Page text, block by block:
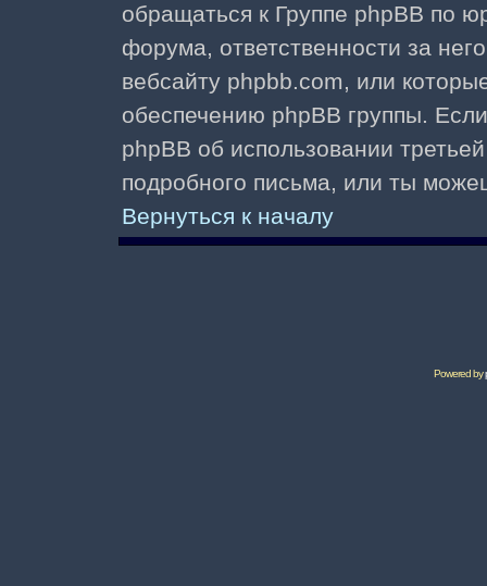
обращаться к Группе phpBB по
форума, ответственности за
вебсайту phpbb.com, или
обеспечению phpBB группы.
phpBB об использовании
подробного письма, или ты
Вернуться к началу
Powered by